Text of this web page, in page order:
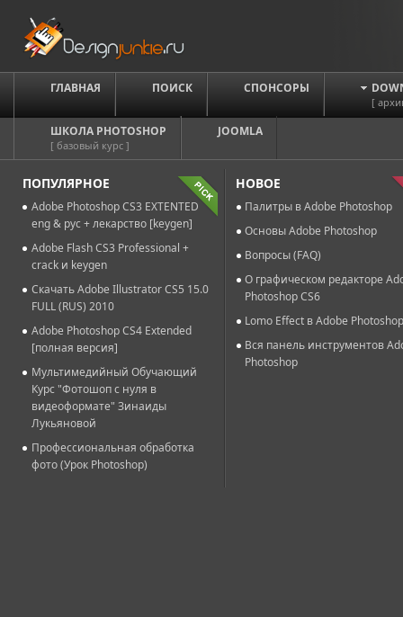
ГЛАВНАЯ ПОИСК СПОНСОРЫ
[
ШКОЛА PHOTOSHOP
[ базовый курс ]
JOOMLA
ПОПУЛЯРНОЕ
Adobe Photoshop CS3 EXTENTED
eng & рус + лекарство [keygen]
Adobe Flash CS3 Professional +
crack и keygen
Скачать Adobe Illustrator CS5 15.0
FULL (RUS) 2010
Adobe Photoshop CS4 Extended
[полная версия]
Мультимедийный Обучающий
Курс "Фотошоп с нуля в
видеоформате" Зинаиды
Лукьяновой
Профессиональная обработка
фото (Урок Photoshop)
НОВОЕ
Палитры в Adobe Photoshop
Основы Adobe Photoshop
Вопросы (FAQ)
О графическом редакторе
Photoshop CS6
Lomo Effect в Adobe
Вся панель инструментов
Photoshop